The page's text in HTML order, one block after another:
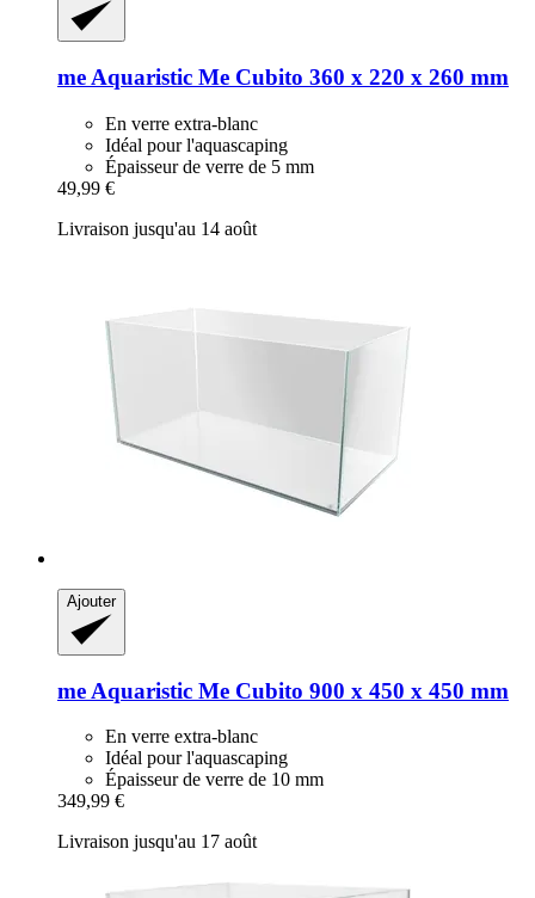
me Aquaristic Me Cubito 360 x 220 x 260 mm
En verre extra-blanc
Idéal pour l'aquascaping
Épaisseur de verre de 5 mm
49,99 €
Livraison jusqu'au 14 août
Ajouter
me Aquaristic Me Cubito 900 x 450 x 450 mm
En verre extra-blanc
Idéal pour l'aquascaping
Épaisseur de verre de 10 mm
349,99 €
Livraison jusqu'au 17 août